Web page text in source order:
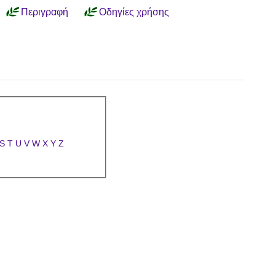
Περιγραφή Οδηγίες χρήσης
S T U V W X Y Z